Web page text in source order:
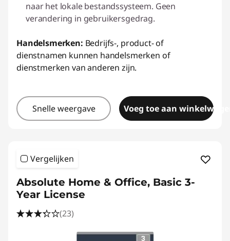
naar het lokale bestandssysteem. Geen
verandering in gebruikersgedrag.
Handelsmerken: Bedrijfs-, product- of
dienstnamen kunnen handelsmerken of
dienstmerken van anderen zijn.
Snelle weergave Voeg toe aan
Vergelijken
Absolute Home & Office, Basic 3-
Year License
(23)